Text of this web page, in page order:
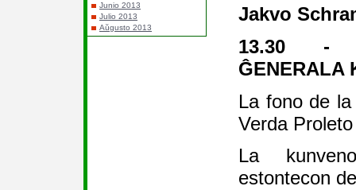
Junio 2013
Julio 2013
Aŭgusto 2013
Jakvo
13.30 -
ĜENERALA
La fono de
Verda
La
estontecon